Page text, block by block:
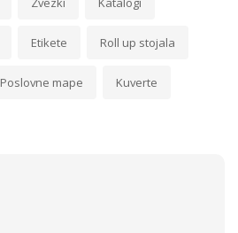
Etikete Roll up stojala
Poslovne mape Kuverte